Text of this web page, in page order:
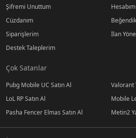
Şifremi Unuttum
Hesabım
Cüzdanım
Siparişlerim
İlan
Destek Taleplerim
Çok Satanlar
Pubg Mobile UC Satın Al
Valorant
LoL RP Satın Al
Mobile
Pasha Fencer Elmas Satın Al
Metin2